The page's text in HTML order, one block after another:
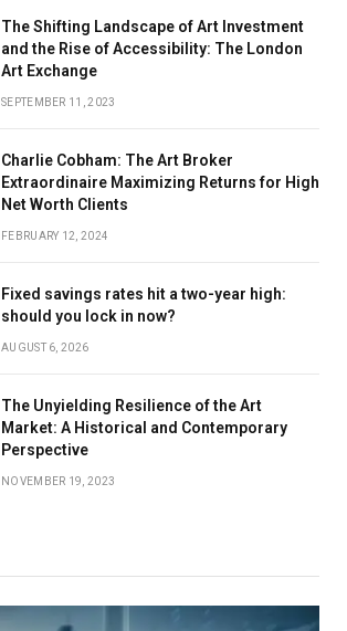
The Shifting Landscape of Art Investment
and the Rise of Accessibility: The London
Art Exchange
SEPTEMBER 11, 2023
Charlie Cobham: The Art Broker
Extraordinaire Maximizing Returns for High
Net Worth Clients
FEBRUARY 12, 2024
Fixed savings rates hit a two-year high:
should you lock in now?
AUGUST 6, 2026
The Unyielding Resilience of the Art
Market: A Historical and Contemporary
Perspective
NOVEMBER 19, 2023